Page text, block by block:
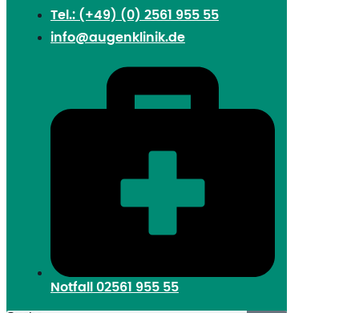
Tel.: (+49) (0) 2561 955 55
info@augenklinik.de
Notfall 02561 955 55